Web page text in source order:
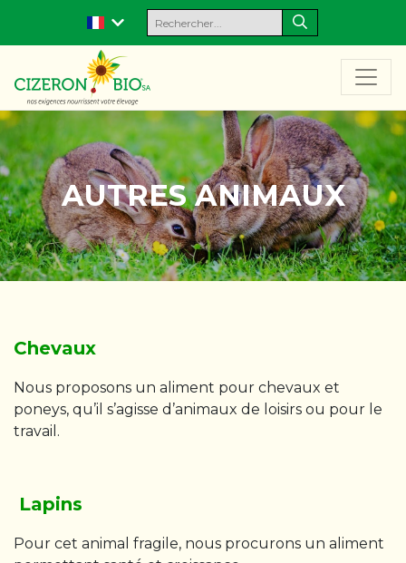
AUTRES ANIMAUX
Chevaux
Nous proposons un aliment pour chevaux et
poneys, qu’il s’agisse d’animaux de loisirs ou pour le
travail.
Lapins
Pour cet animal fragile, nous procurons un aliment